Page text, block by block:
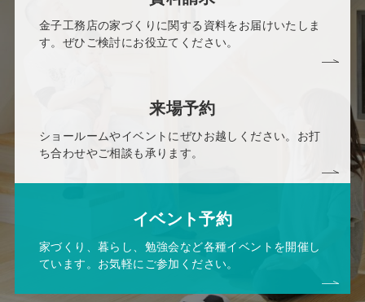
金子工務店の家づくりに関する資料をお届けいたしま
す。ぜひご検討にお役立てください。
来場予約
ショールームやイベントにぜひお越しください。お打
ち合わせやご相談も承ります。
イベント予約
家づくり、暮らし、勉強会など各種イベントを開催し
ています。お気軽にご参加ください。